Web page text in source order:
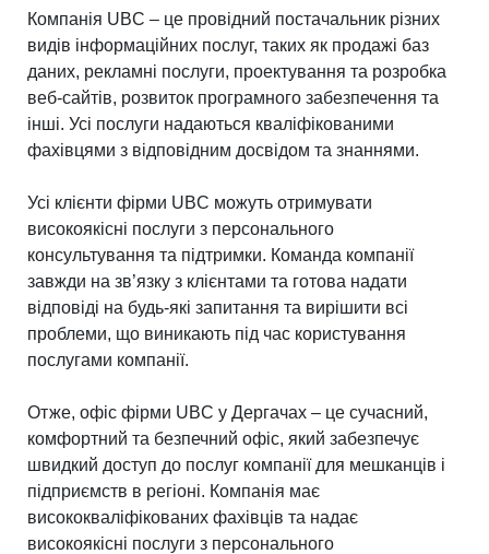
Компанія UBC – це провідний постачальник різних
видів інформаційних послуг, таких як продажі баз
даних, рекламні послуги, проектування та розробка
веб-сайтів, розвиток програмного забезпечення та
інші. Усі послуги надаються кваліфікованими
фахівцями з відповідним досвідом та знаннями.
Усі клієнти фірми UBC можуть отримувати
високоякісні послуги з персонального
консультування та підтримки. Команда компанії
завжди на зв’язку з клієнтами та готова надати
відповіді на будь-які запитання та вирішити всі
проблеми, що виникають під час користування
послугами компанії.
Отже, офіс фірми UBC у Дергачах – це сучасний,
комфортний та безпечний офіс, який забезпечує
швидкий доступ до послуг компанії для мешканців і
підприємств в регіоні. Компанія має
висококваліфікованих фахівців та надає
високоякісні послуги з персонального